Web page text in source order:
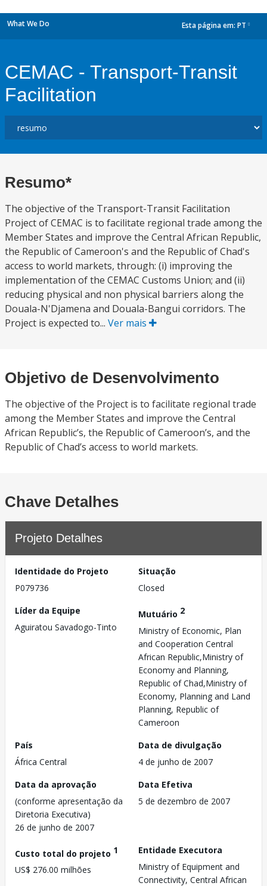
What We Do Esta página em: PT
CEMAC - Transport-Transit
Facilitation
Resumo*
The objective of the Transport-Transit Facilitation
Project of CEMAC is to facilitate regional trade among the
Member States and improve the Central African Republic,
the Republic of Cameroon's and the Republic of Chad's
access to world markets, through: (i) improving the
implementation of the CEMAC Customs Union; and (ii)
reducing physical and non physical barriers along the
Douala-N'Djamena and Douala-Bangui corridors. The
Project is expected to... Ver mais
Objetivo de Desenvolvimento
The objective of the Project is to facilitate regional trade
among the Member States and improve the Central
African Republic’s, the Republic of Cameroon’s, and the
Republic of Chad’s access to world markets.
Chave Detalhes
Projeto Detalhes
Identidade do Projeto
P079736
Situação
Closed
Líder da Equipe
Aguiratou Savadogo-Tinto
Mutuário 2
Ministry of Economic, Plan
and Cooperation Central
African Republic,Ministry of
Economy and Planning,
Republic of Chad,Ministry of
Economy, Planning and Land
Planning, Republic of
Cameroon
País
África Central
Data de divulgação
4 de junho de 2007
Data da aprovação
(conforme apresentação da
Diretoria Executiva)
26 de junho de 2007
Data Efetiva
5 de dezembro de 2007
Custo total do projeto 1
US$ 276.00 milhões
Entidade Executora
Ministry of Equipment and
Connectivity, Central African